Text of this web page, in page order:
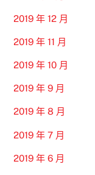
2019 年 12 月
2019 年 11 月
2019 年 10 月
2019 年 9 月
2019 年 8 月
2019 年 7 月
2019 年 6 月